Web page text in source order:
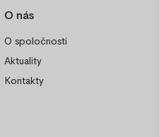
O nás
O spoločnosti
Aktuality
Kontakty